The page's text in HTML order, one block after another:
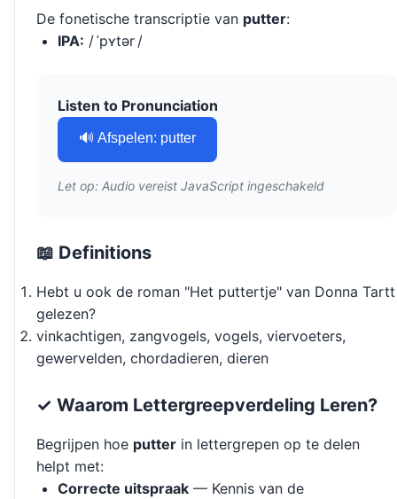
De fonetische transcriptie van putter:
IPA: / ˈpʏtər /
Listen to Pronunciation
🔊 Afspelen: putter
Let op: Audio vereist JavaScript ingeschakeld
📖 Definitions
Hebt u ook de roman "Het puttertje" van Donna Tartt
gelezen?
vinkachtigen, zangvogels, vogels, viervoeters,
gewervelden, chordadieren, dieren
✓ Waarom Lettergreepverdeling Leren?
Begrijpen hoe putter in lettergrepen op te delen
helpt met:
Correcte uitspraak — Kennis van de